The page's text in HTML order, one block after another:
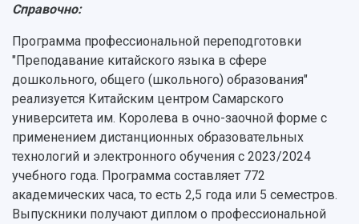
Справочно:
Программа профессиональной переподготовки
"Преподавание китайского языка в сфере
дошкольного, общего (школьного) образования"
реализуется Китайским центром Самарского
университета им. Королева в очно-заочной форме с
применением дистанционных образовательных
технологий и электронного обучения с 2023/2024
учебного года. Программа составляет 772
академических часа, то есть 2,5 года или 5 семестров.
Выпускники получают диплом о профессиональной